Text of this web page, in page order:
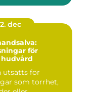
dec
för
utsätts för
som torrhet,